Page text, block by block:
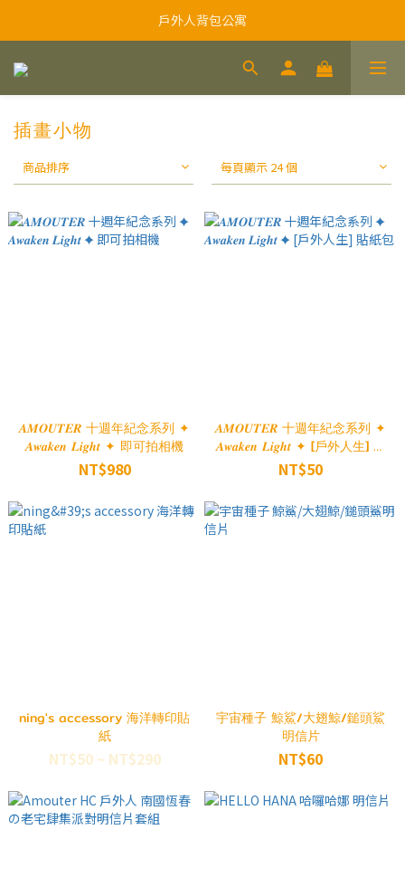
戶外人背包公寓
插畫小物
商品排序 每頁顯示 24 個
𝑨𝑴𝑶𝑼𝑻𝑬𝑹 十週年紀念系列 ✦
𝑨𝒘𝒂𝒌𝒆𝒏 𝑳𝒊𝒈𝒉𝒕 ✦ 即可拍相機
NT$980
𝑨𝑴𝑶𝑼𝑻𝑬𝑹 十週年紀念系列 ✦
𝑨𝒘𝒂𝒌𝒆𝒏 𝑳𝒊𝒈𝒉𝒕 ✦ [戶外人生] 貼
紙包
NT$50
ning's accessory 海洋轉印貼
紙
NT$50 ~ NT$290
宇宙種子 鯨鯊/大翅鯨/鎚頭鯊
明信片
NT$60